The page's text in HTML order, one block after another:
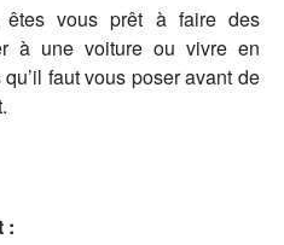
vous prêt à faire des
à une voiture ou vivre en
faut vous poser avant de
: